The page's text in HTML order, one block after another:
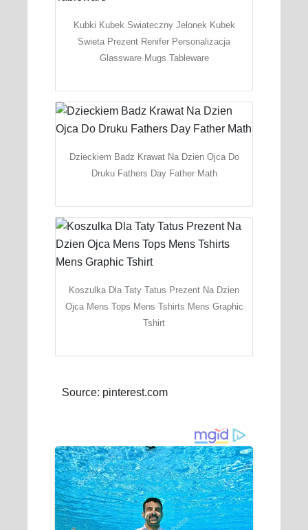
Kubki Kubek Swiateczny Jelonek Kubek
Swieta Prezent Renifer Personalizacja
Glassware Mugs Tableware
Dzieckiem Badz Krawat Na Dzien Ojca Do
Druku Fathers Day Father Math
Koszulka Dla Taty Tatus Prezent Na Dzien
Ojca Mens Tops Mens Tshirts Mens Graphic
Tshirt
Source: pinterest.com